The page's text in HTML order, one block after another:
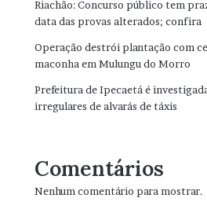
Riachão: Concurso público tem
data das provas alterados; confira
Operação destrói plantação com
maconha em Mulungu do Morro
Prefeitura de Ipecaetá é
irregulares de alvarás de táxis
Comentários
Nenhum comentário para mostrar.